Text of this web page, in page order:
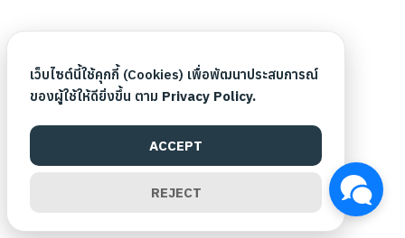
เว็บไซต์นี้ใช้คุกกี้ (Cookies) เพื่อพัฒนาประสบการณ์
ของผู้ใช้ให้ดียิ่งขึ้น ตาม Privacy Policy.
ACCEPT
REJECT